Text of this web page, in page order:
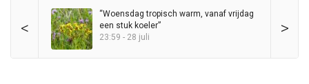
< >
“Woensdag tropisch warm, vanaf vrijdag
een stuk koeler”
23:59 - 28 juli